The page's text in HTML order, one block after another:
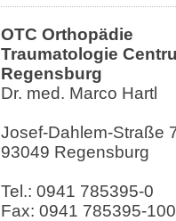
OTC Orthopädie
Traumatologie
Regensburg
Dr. med. Marco Hartl
Josef-Dahlem-Straße
93049 Regensburg
Tel.: 0941 785395-0
Fax: 0941 785395-100